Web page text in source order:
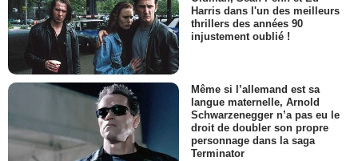
Harris dans l'un des meilleurs
thrillers des années 90
injustement oublié !
Même si l’allemand est sa
langue maternelle, Arnold
Schwarzenegger n’a pas eu le
droit de doubler son propre
personnage dans la saga
Terminator